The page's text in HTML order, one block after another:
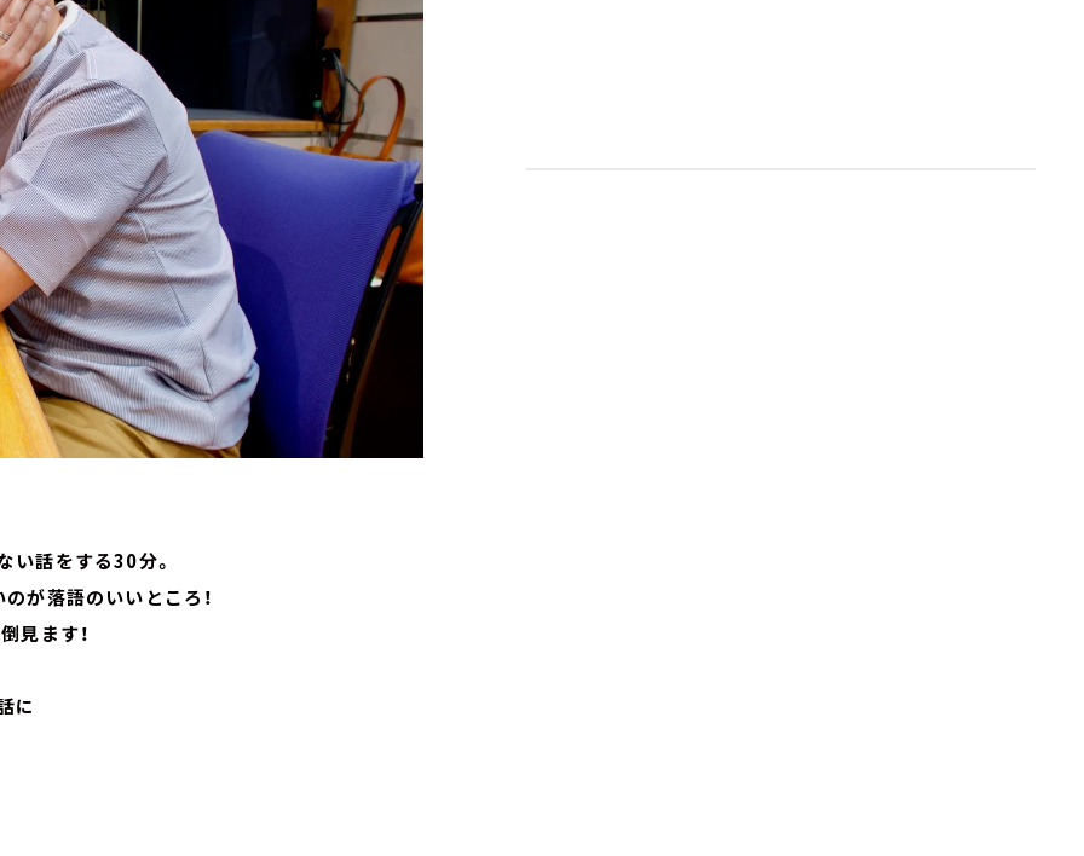
い話をする30分。
が落語のいいところ！
見ます！
に